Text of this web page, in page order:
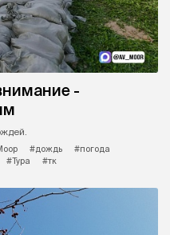
-
#дождь
#погода
#Тура #тк